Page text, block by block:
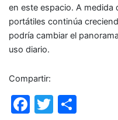
en este espacio. A
portátiles continúa
podría cambiar el
uso diario.
Compartir:
F
T